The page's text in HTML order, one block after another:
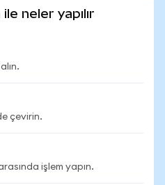
neler yapılır
çevirin.
işlem yapın.